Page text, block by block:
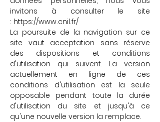
invitons à consulter le site
: https://www.cnil.fr/
La poursuite de la navigation sur ce
site vaut acceptation sans réserve
des dispositions et conditions
d'utilisation qui suivent. La version
actuellement en ligne de ces
conditions d'utilisation est la seule
opposable pendant toute la durée
d'utilisation du site et jusqu'à ce
qu'une nouvelle version la remplace.